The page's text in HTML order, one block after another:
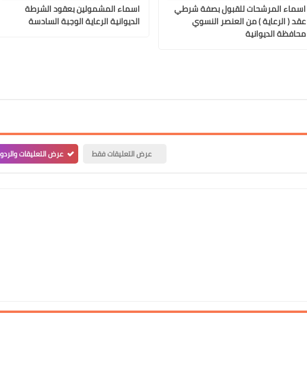
اسماء المرشحات للقبول بصفة شرطي
عقد ( الرعاية ) من العنصر النسوي
محافظة الديوانية
اسماء المشمولين بعقود الشرطة
الديوانية الرعاية الوجبة السادسة
عرض التعليقات فقط عرض التعليقات